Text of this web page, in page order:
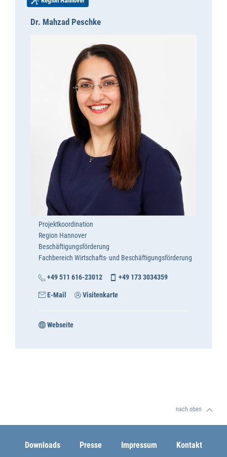
Dr. Mahzad Peschke
Projektkoordination
Region Hannover
Beschäftigungsförderung
Fachbereich Wirtschafts- und Beschäftigungsförderung
+49 511 616-23012 +49 173 3034359
E-Mail Visitenkarte
Webseite
nach oben
Downloads Presse Impressum Kontakt